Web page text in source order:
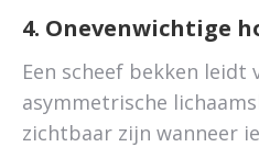
4. Onevenwichtige
Een scheef bekken leidt
asymmetrische
zichtbaar zijn wanneer